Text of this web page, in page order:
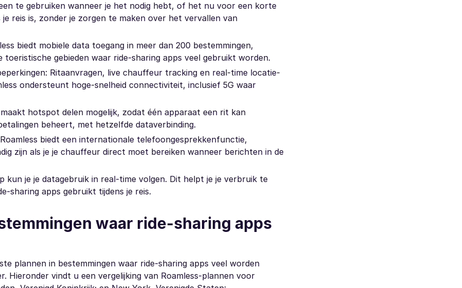
te gebruiken wanneer je het nodig hebt, of het nu voor een korte
reis is, zonder je zorgen te maken over het vervallen van
biedt mobiele data toegang in meer dan 200 bestemmingen,
gebieden waar ride-sharing apps veel gebruikt worden.
Ritaanvragen, live chauffeur tracking en real-time locatie-
ondersteunt hoge-snelheid connectiviteit, inclusief 5G waar
hotspot delen mogelijk, zodat één apparaat een rit kan
beheert, met hetzelfde dataverbinding.
biedt een internationale telefoongesprekkenfunctie,
zijn als je je chauffeur direct moet bereiken wanneer berichten in de
kun je je datagebruik in real-time volgen. Dit helpt je je verbruik te
sharing apps gebruikt tijdens je reis.
waar ride-sharing apps
plannen in bestemmingen waar ride-sharing apps veel worden
vindt u een vergelijking van Roamless-plannen voor